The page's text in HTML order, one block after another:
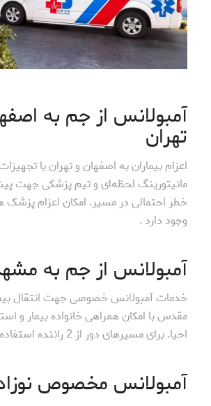
آمبولانس از جم به
تهران
اعزام بیماران به اصفهان و تهران با
مانیتورینگ لحظه‌ای و تیم پزشکی جهت
خطر احتمالی در مسیر. امکان اعزام پزشک
وجود دارد .
آمبولانس از جم به
خدمات آمبولانس خصوصی جهت انتقال
مقدس با امکان همراهی خانواده بیمار و
احیا. برای مسیرهای دور از 2 راننده استفاده می شود .
آمبولانس مخصوص